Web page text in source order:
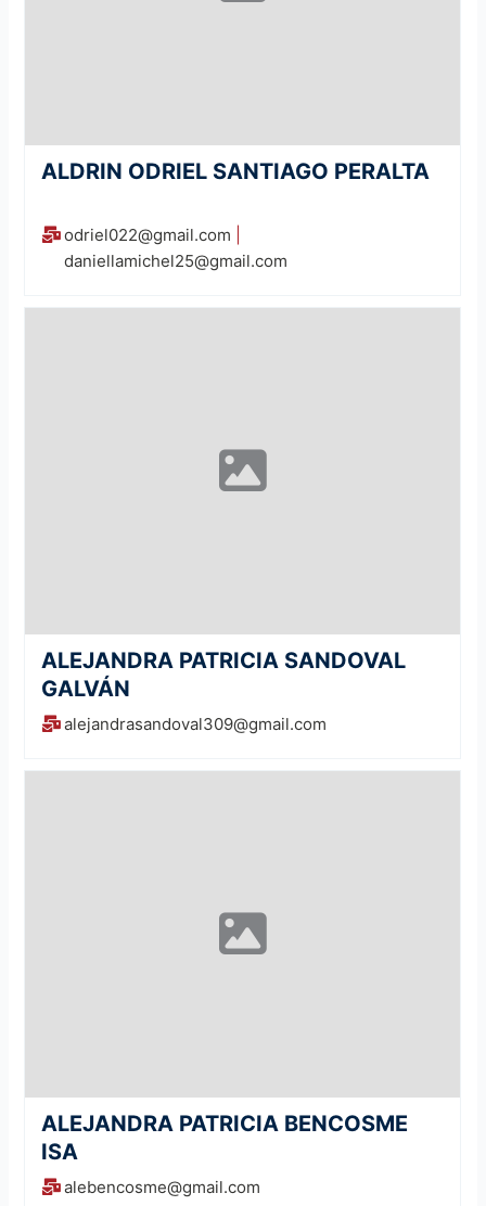
ALDRIN ODRIEL SANTIAGO PERALTA
odriel022@gmail.com
daniellamichel25@gmail.com
ALEJANDRA PATRICIA SANDOVAL
GALVÁN
alejandrasandoval309@gmail.com
ALEJANDRA PATRICIA BENCOSME
ISA
alebencosme@gmail.com